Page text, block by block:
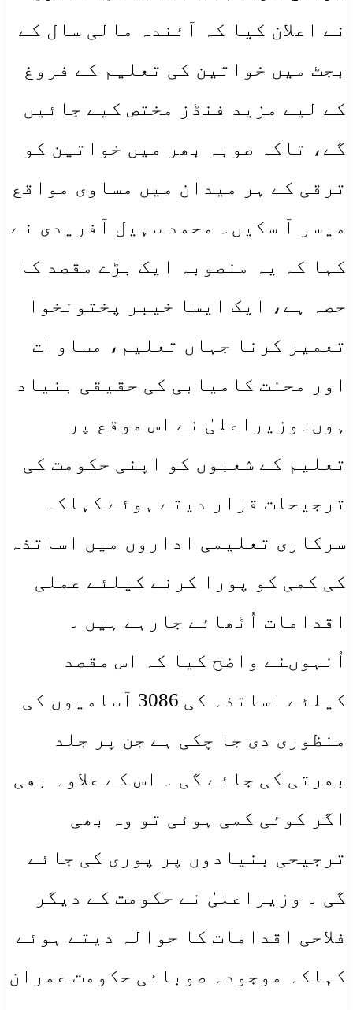
نے اعلان کیا کہ آئندہ مالی سال کے
بجٹ میں خواتین کی تعلیم کے فروغ
کے لیے مزید فنڈز مختص کیے جائیں
گے، تاکہ صوبہ بھر میں خواتین کو
ترقی کے ہر میدان میں مساوی مواقع
میسر آ سکیں۔ محمد سہیل آفریدی نے
کہا کہ یہ منصوبہ ایک بڑے مقصد کا
حصہ ہے، ایک ایسا خیبر پختونخوا
تعمیر کرنا جہاں تعلیم، مساوات
اور محنت کامیابی کی حقیقی بنیاد
ہوں۔وزیراعلیٰ نے اس موقع پر
تعلیم کے شعبوں کو اپنی حکومت کی
ترجیحات قرار دیتے ہوئے کہاکہ
سرکاری تعلیمی اداروں میں اساتذہ
کی کمی کو پورا کرنے کیلئے عملی
اقدامات اُٹھائے جارہے ہیں ۔
اُنہوںنے واضح کیا کہ اس مقصد
کیلئے اساتذہ کی 3086 آسامیوں کی
منظوری دی جا چکی ہے جن پر جلد
بھرتی کی جائے گی ۔ اس کے علاوہ بھی
اگر کوئی کمی ہوئی تو وہ بھی
ترجیحی بنیادوں پر پوری کی جائے
گی ۔ وزیراعلیٰ نے حکومت کے دیگر
فلاحی اقدامات کا حوالہ دیتے ہوئے
کہاکہ موجودہ صوبائی حکومت عمران